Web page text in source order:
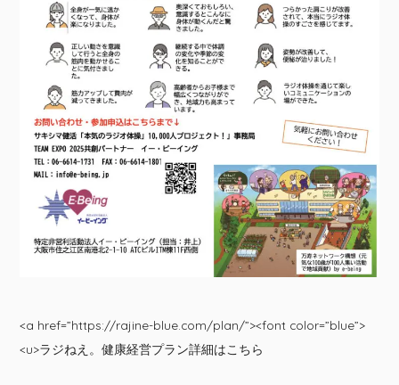
<a href=”https://rajine-blue.com/plan/”><font color=”blue”>
<u>ラジねえ。健康経営プラン詳細はこちら